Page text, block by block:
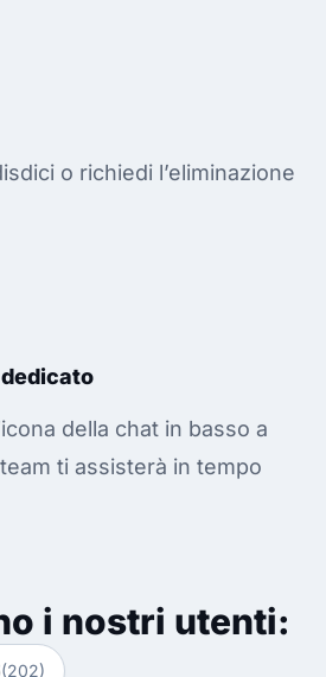
o richiedi l’eliminazione
della chat in basso a
ti assisterà in tempo
i nostri utenti:
(202)